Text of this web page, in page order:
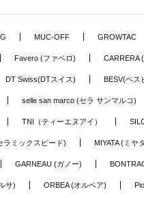
MUC-OFF GROWTAC
Favero (ファベロ) CARRERA
DT Swiss(DTスイス) BESV(ベス
selle san marco (セラ サンマルコ)
TNI（ティーエヌアイ）
ラミックスピード) MIYATA (ミヤ
GARNEAU (ガノー)
サ) ORBEA (オルベア)